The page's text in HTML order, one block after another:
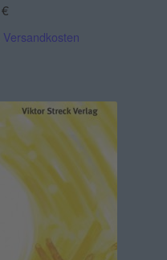
€
Versandkosten